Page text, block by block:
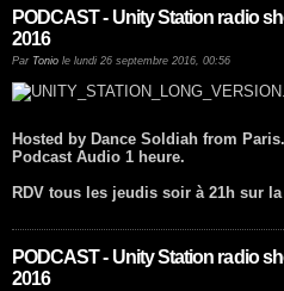
PODCAST - Unity Station radio
2016
Par Tonio le lundi 26 septembre 2016, 00:56
Hosted by Dance Soldiah from Paris.
Podcast Audio 1 heure.
RDV tous les jeudis soir à 21h sur
PODCAST - Unity Station radio
2016